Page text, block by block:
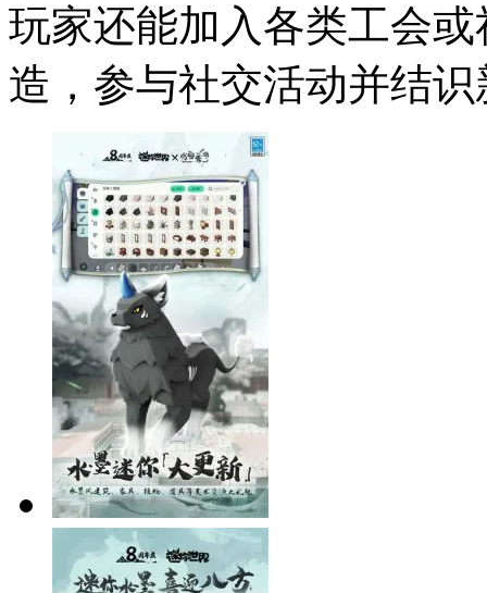
玩家还能加入各类工会
造，参与社交活动并结